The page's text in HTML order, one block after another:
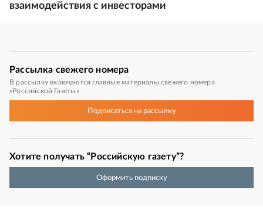
взаимодействия с инвесторами
Рассылка свежего номера
В рассылку включаются главные материалы свежего номера
«Российской Газеты»
Подписатьсяна рассылку
Хотите получать “Российскую газету”?
Оформить подписку